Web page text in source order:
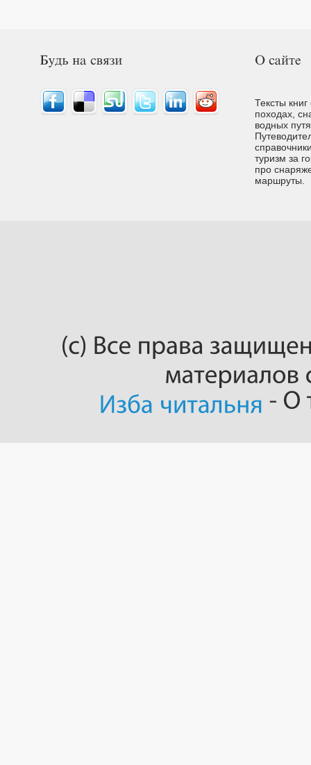
Тексты
походах,
водных
туризм за
про
маршруты.